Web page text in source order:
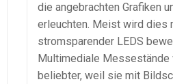
die angebrachten Grafiken
erleuchten. Meist wird dies
stromsparender LEDS
Multimediale Messestände
beliebter, weil sie mit